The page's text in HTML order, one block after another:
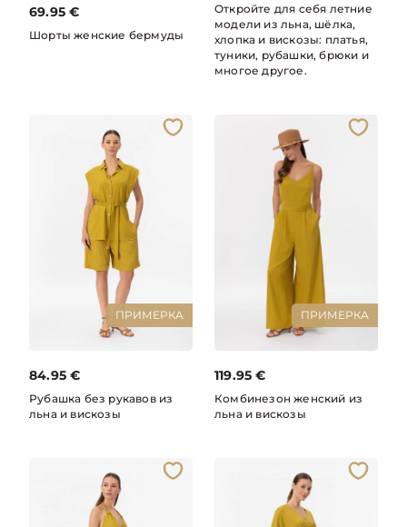
69.95 €
Шорты женские бермуды
Откройте для себя летние
модели из льна, шёлка,
хлопка и вискозы: платья,
туники, рубашки, брюки и
многое другое.
ПРИМЕРКА
84.95 €
Рубашка без рукавов из
льна и вискозы
ПРИМЕРКА
119.95 €
Комбинезон женский из
льна и вискозы